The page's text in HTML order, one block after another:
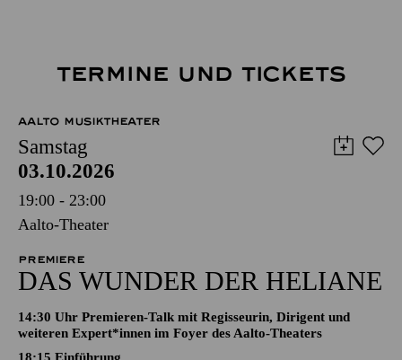
TERMINE UND TICKETS
AALTO MUSIKTHEATER
Samstag
03.10.2026
19:00 - 23:00
Aalto-Theater
PREMIERE
DAS WUNDER DER HELIANE
14:30 Uhr Premieren-Talk mit Regisseurin, Dirigent und
weiteren Expert*innen im Foyer des Aalto-Theaters